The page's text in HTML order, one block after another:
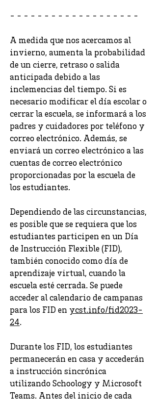
- - - - - - - - - - - - - - - - - - -
A medida que nos acercamos al
invierno, aumenta la probabilidad
de un cierre, retraso o salida
anticipada debido a las
inclemencias del tiempo. Si es
necesario modificar el día escolar o
cerrar la escuela, se informará a los
padres y cuidadores por teléfono y
correo electrónico. Además, se
enviará un correo electrónico a las
cuentas de correo electrónico
proporcionadas por la escuela de
los estudiantes.
Dependiendo de las circunstancias,
es posible que se requiera que los
estudiantes participen en un Día
de Instrucción Flexible (FID),
también conocido como día de
aprendizaje virtual, cuando la
escuela esté cerrada. Se puede
acceder al calendario de campanas
para los FID en ycst.info/fid2023-
24.
Durante los FID, los estudiantes
permanecerán en casa y accederán
a instrucción sincrónica
utilizando Schoology y Microsoft
Teams. Antes del inicio de cada